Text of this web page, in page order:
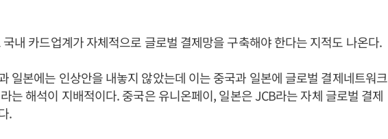
내 카드업계가 자체적으로 글로벌 결제망을 구축해야 한다는 지적도 나온다.
일본에는 인상안을 내놓지 않았는데 이는 중국과 일본에 글로벌 결제네트워크
는 해석이 지배적이다. 중국은 유니온페이, 일본은 JCB라는 자체 글로벌 결제
.